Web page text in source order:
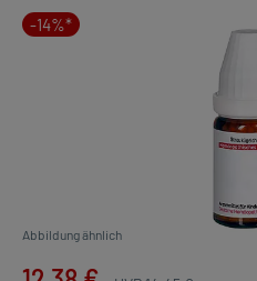
-14%*
Abbildung ähnlich